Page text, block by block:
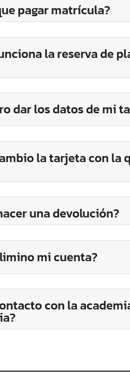
pagar matrícula?
la reserva de
dar los datos de mi
la tarjeta con la
una devolución?
mi cuenta?
con la